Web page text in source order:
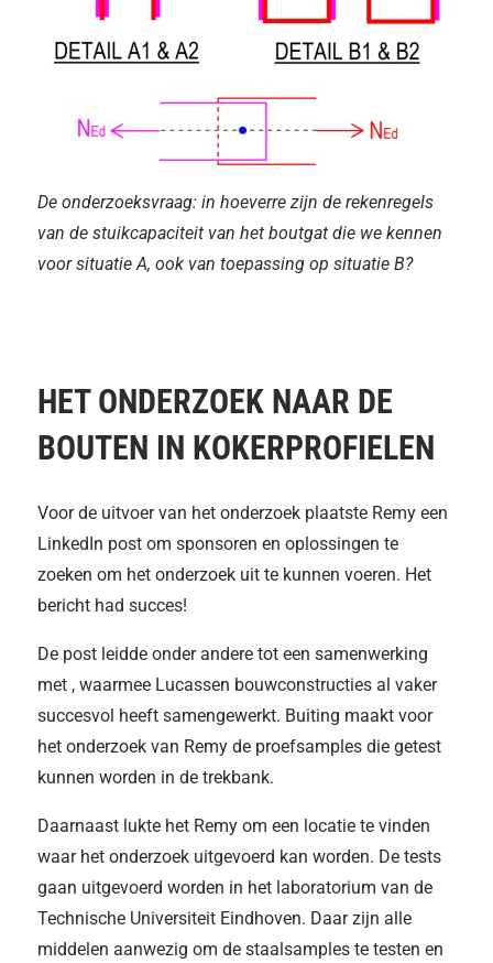
De onderzoeksvraag: in hoeverre zijn de rekenregels
van de stuikcapaciteit van het boutgat die we kennen
voor situatie A, ook van toepassing op situatie B?
HET ONDERZOEK NAAR DE
BOUTEN IN KOKERPROFIELEN
Voor de uitvoer van het onderzoek plaatste Remy een
LinkedIn post om sponsoren en oplossingen te
zoeken om het onderzoek uit te kunnen voeren. Het
bericht had succes!
De post leidde onder andere tot een samenwerking
met , waarmee Lucassen bouwconstructies al vaker
succesvol heeft samengewerkt. Buiting maakt voor
het onderzoek van Remy de proefsamples die getest
kunnen worden in de trekbank.
Daarnaast lukte het Remy om een locatie te vinden
waar het onderzoek uitgevoerd kan worden. De tests
gaan uitgevoerd worden in het laboratorium van de
Technische Universiteit Eindhoven. Daar zijn alle
middelen aanwezig om de staalsamples te testen en